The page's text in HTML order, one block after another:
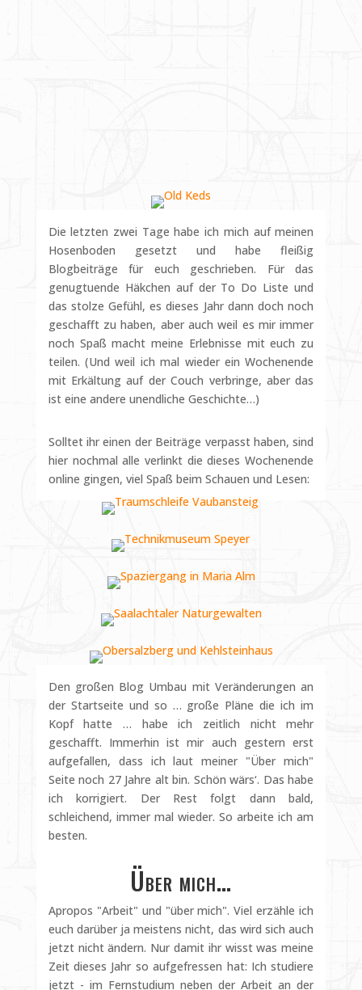
Die letzten zwei Tage habe ich mich auf meinen
Hosenboden gesetzt und habe fleißig
Blogbeiträge für euch geschrieben. Für das
genugtuende Häkchen auf der To Do Liste und
das stolze Gefühl, es dieses Jahr dann doch noch
geschafft zu haben, aber auch weil es mir immer
noch Spaß macht meine Erlebnisse mit euch zu
teilen. (Und weil ich mal wieder ein Wochenende
mit Erkältung auf der Couch verbringe, aber das
ist eine andere unendliche Geschichte…)
Solltet ihr einen der Beiträge verpasst haben, sind
hier nochmal alle verlinkt die dieses Wochenende
online gingen, viel Spaß beim Schauen und Lesen:
Den großen Blog Umbau mit Veränderungen an
der Startseite und so … große Pläne die ich im
Kopf hatte … habe ich zeitlich nicht mehr
geschafft. Immerhin ist mir auch gestern erst
aufgefallen, dass ich laut meiner "Über mich"
Seite noch 27 Jahre alt bin. Schön wärs‘. Das habe
ich korrigiert. Der Rest folgt dann bald,
schleichend, immer mal wieder. So arbeite ich am
besten.
Über mich…
Apropos "Arbeit" und "über mich". Viel erzähle ich
euch darüber ja meistens nicht, das wird sich auch
jetzt nicht ändern. Nur damit ihr wisst was meine
Zeit dieses Jahr so aufgefressen hat: Ich studiere
jetzt - im Fernstudium neben der Arbeit an der